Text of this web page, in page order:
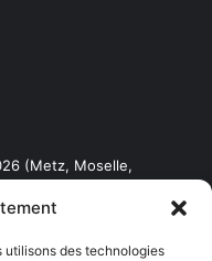
utilisons des technologies
(Metz, Moselle,